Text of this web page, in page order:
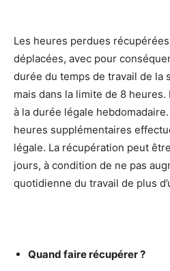
Les heures perdues
déplacées, avec pour
durée du temps de travail de la
mais dans la limite de 8 heures.
à la durée légale
heures supplémentaires
légale. La récupération peut
jours, à condition de ne pas
quotidienne du travail de plus
Quand faire récupérer ?